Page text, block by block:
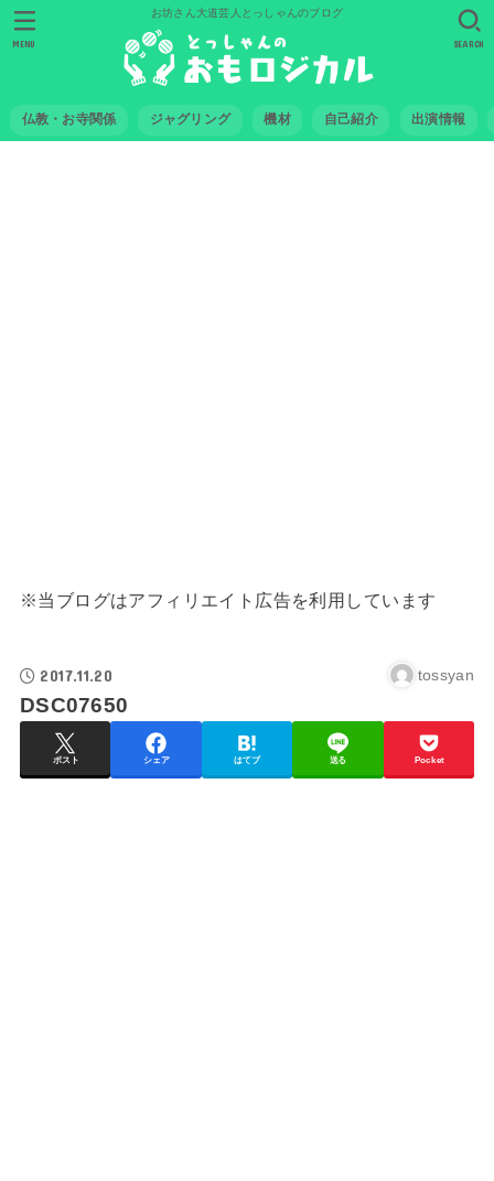
お坊さん大道芸人とっしゃんのブログ
仏教・お寺関係 ジャグリング 機材 自己紹介 出演情報
SEARCH
MENU
※当ブログはアフィリエイト広告を利用しています
2017.11.20 tossyan
DSC07650
ポスト シェア はてブ 送る Pocket